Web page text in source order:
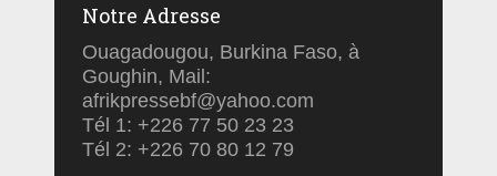
Notre Adresse
Ouagadougou, Burkina Faso, à
Goughin, Mail:
afrikpressebf@yahoo.com
Tél 1: +226 77 50 23 23
Tél 2: +226 70 80 12 79